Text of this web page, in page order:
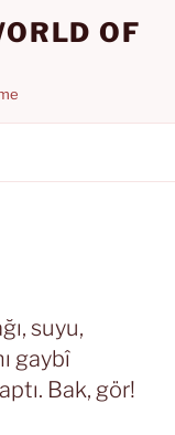
OF
suyu,
gaybî
Bak, gör!